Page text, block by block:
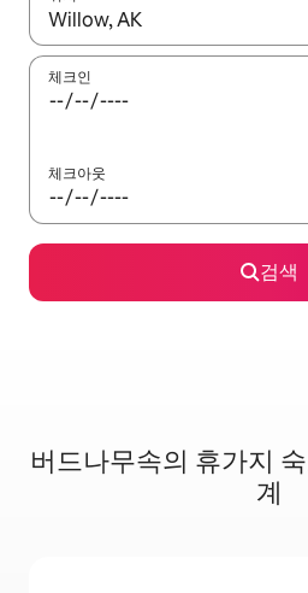
결과가 나오면 위·아래 화살표 키
체크인
체크아웃
검색
버드나무속의 휴가지
계